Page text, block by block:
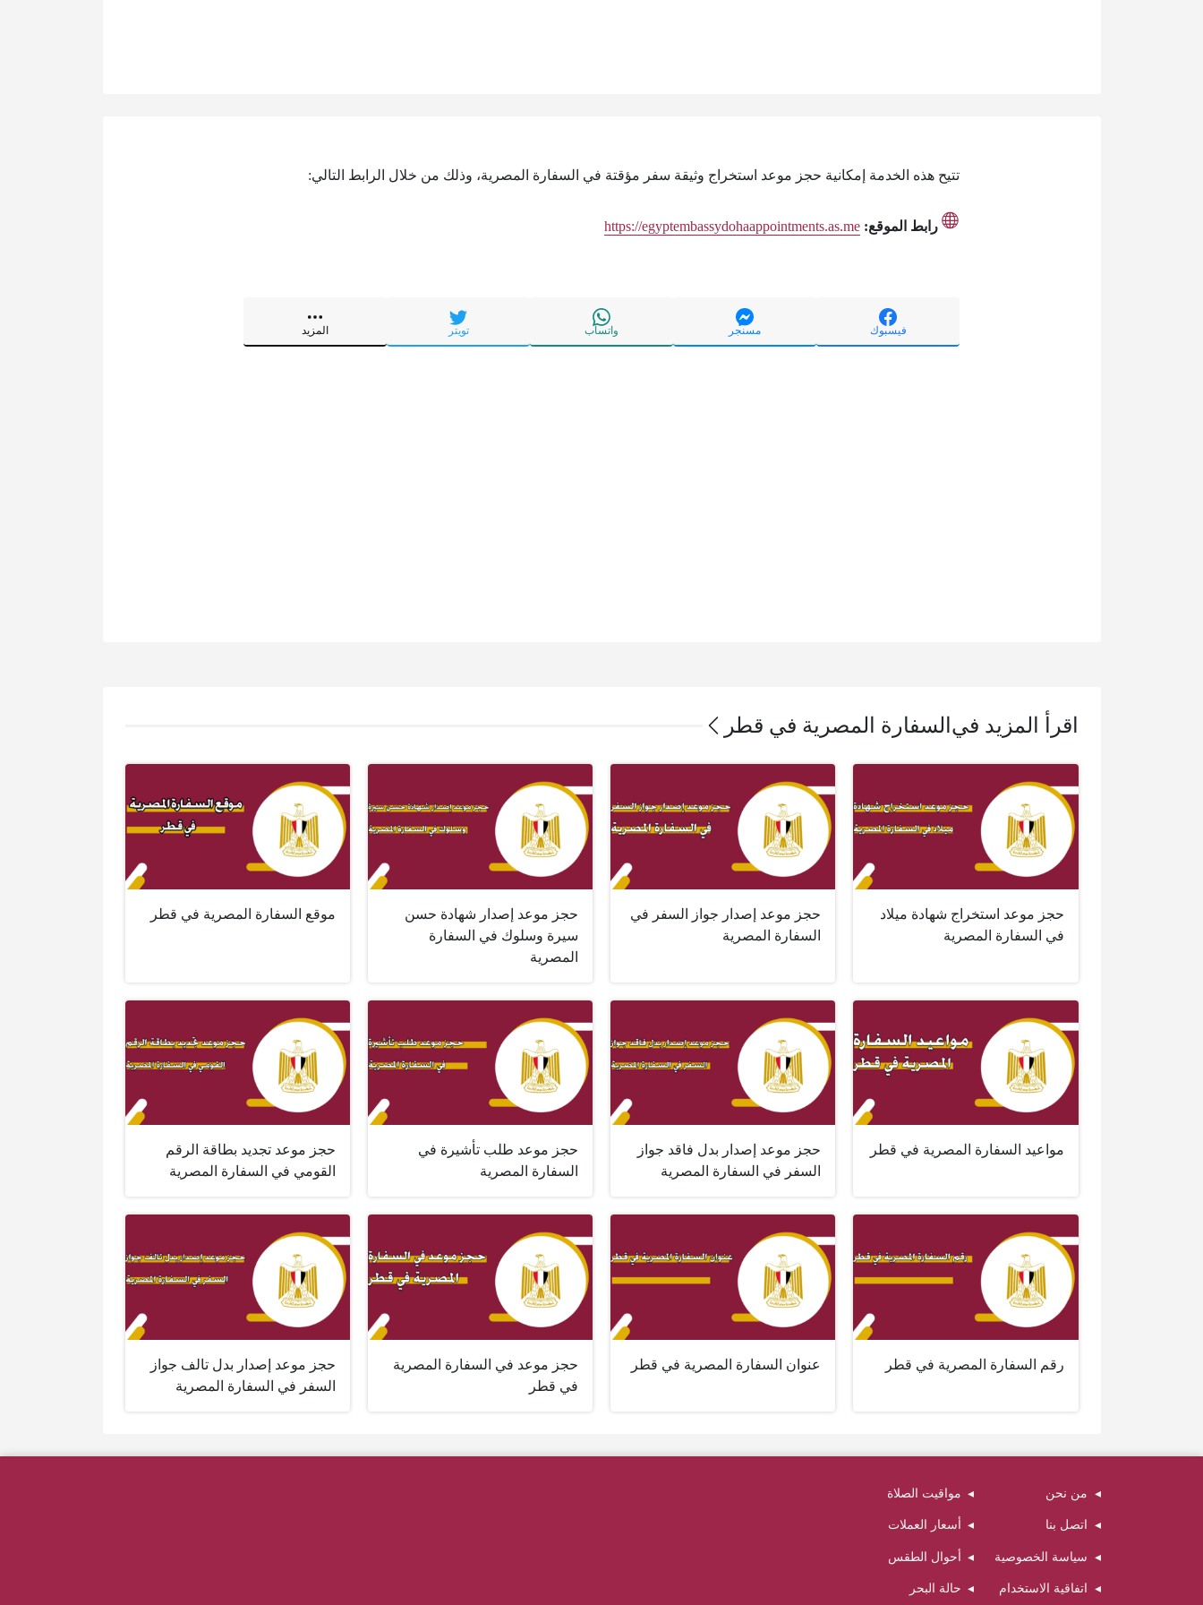
تتيح هذه الخدمة إمكانية حجز موعد استخراج وثيقة سفر مؤقتة في السفارة المصرية، وذلك من خلال الرابط التالي:
رابط الموقع: https://egyptembassydohaappointments.as.me
فيسبوك مسنجر واتساب تويتر المزيد
اقرأ المزيد في السفارة المصرية في قطر
حجز موعد استخراج شهادة ميلاد
في السفارة المصرية
حجز موعد إصدار جواز السفر في
السفارة المصرية
حجز موعد إصدار شهادة حسن
سيرة وسلوك في السفارة
المصرية
موقع السفارة المصرية في قطر
مواعيد السفارة المصرية في قطر
حجز موعد إصدار بدل فاقد جواز
السفر في السفارة المصرية
حجز موعد طلب تأشيرة في
السفارة المصرية
حجز موعد تجديد بطاقة الرقم
القومي في السفارة المصرية
رقم السفارة المصرية في قطر عنوان السفارة المصرية في قطر
حجز موعد في السفارة المصرية
في قطر
حجز موعد إصدار بدل تالف جواز
السفر في السفارة المصرية
من نحن
اتصل بنا
سياسة الخصوصية
اتفاقية الاستخدام
مواقيت الصلاة
أسعار العملات
أحوال الطقس
حالة البحر